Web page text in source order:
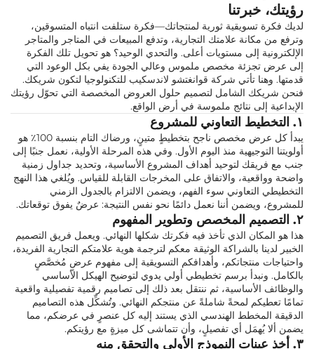
رؤيتك، خبرتنا
لديك فكرة تسويقية ثورية لمنتجاتك—فكرة ستلفت انتباه المتسوقين،
وترفع من مكانة علامتك التجارية، وتدفع المبيعات في المتاجر والمتاجر
الإلكترونية إلى مستويات أعلى. والتحدي الوحيد؟ هو تحويل تلك الفكرة
إلى عرض تجزئة مخصص ملموس وعالي الجودة يفي بكل الوعود التي
قدمتها. وهنا تأتي شركة قوانغتشو لاندسكيب للتكنولوجيا لتكون شريكك.
فنحن شريكك الشامل لتصميم حلول العروض المخصصة التي تحوّل رؤيتك
الإبداعية إلى نتائج ملموسة في أرض الواقع.
يبدأ كل عرض مخصص ناجح بتخطيطٍ متينٍ، ورضاك التام بنسبة 100٪ هو
أولويتنا التوجيهية منذ اليوم الأول. وفي هذه المرحلة الأولية، نعمل جنبًا إلى
جنب مع فريقك لتوحيد أهداف المشروع الأساسية، وتحديد جداول زمنية
واضحة وواقعية، والاتفاق على المخرجات القابلة للقياس. ويُلغي هذا النهج
التخطيطي التعاوني سوء الفهم، ويضمن الالتزام بالجدول الزمني
للمشروع، ويضمن أننا نعمل دائمًا نحو نفس النتيجة: عرضٌ يفوق توقعاتك.
هذا هو المكان الذي تأخذ فيه فكرتك شكلها النهائي. ويعمل فريق التصميم
الخبير لدينا بالشراكة الوثيقة معكم لترجمة هوية علامتكم التجارية الفريدة،
واحتياجات منتجاتكم، وأهدافكم التسويقية إلى مفهوم عرضٍ مُخصَّصٍ
بالكامل. ونبدأ برسم تخطيطي أولي يدوي لتوضيح الهيكل الأساسي
والوظائف الأساسية، ثم ننتقل بعد ذلك إلى تصاميم رقمية تفصيلية واقعية
تمامًا تعطيكم لمحةً شاملةً عن منتجكم النهائي. وتُشكِّل هذه التصاميم
الدقيقة المخطط الهندسي الذي يستند إليه كل عنصرٍ في عرضكم، مما
يضمن ألا يُهمَل أي تفصيلٍ، وأن تتماشى كل ميزةٍ مع رؤيتكم.